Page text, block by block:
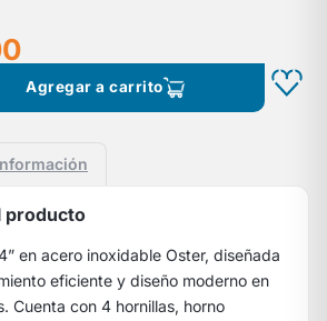
Agregar a carrito
producto
en acero inoxidable Oster, diseñada
eficiente y diseño moderno en
Cuenta con 4 hornillas, horno